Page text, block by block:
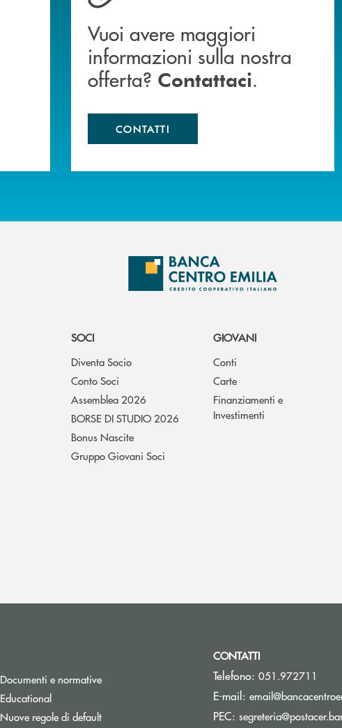
Vuoi avere maggiori
informazioni sulla nostra
offerta? Contattaci.
CONTATTI
SOCI
Diventa Socio
Conto Soci
Assemblea 2026
BORSE DI STUDIO 2026
Bonus Nascite
Gruppo Giovani Soci
GIOVANI
Conti
Carte
Finanziamenti e
Investimenti
Documenti e normative
Educational
Nuove regole di default
CONTATTI
Telefono: 051.972711
E-mail:
PEC: